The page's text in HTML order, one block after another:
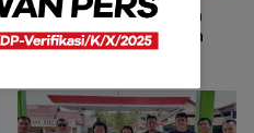
Bupati Fawait Ingatkan
Enam Prioritas Layanan
Home Care saat